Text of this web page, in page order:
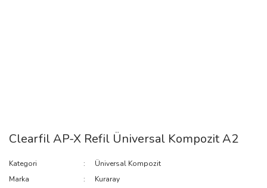
Clearfil AP-X Refil Üniversal Kompozit A2
Kategori
Üniversal Kompozit
Marka
Kuraray